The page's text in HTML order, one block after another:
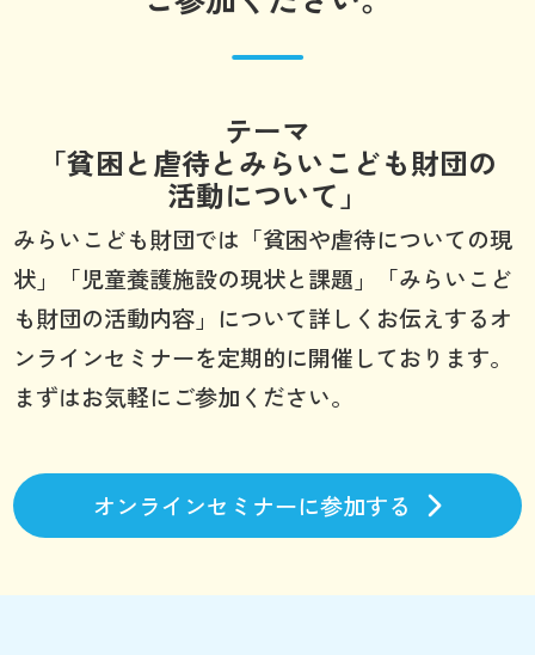
テーマ
「貧困と虐待とみらいこども財団の
活動について」
みらいこども財団では「貧困や虐待についての現
状」「児童養護施設の現状と課題」「みらいこど
も財団の活動内容」について詳しくお伝えするオ
ンラインセミナーを定期的に開催しております。
まずはお気軽にご参加ください。
オンラインセミナーに参加する